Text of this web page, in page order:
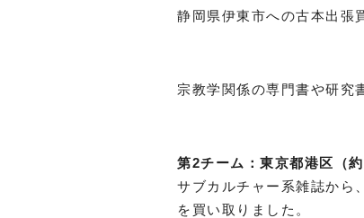
静岡県伊東市への古本出張
宗教学関係の専門書や研究
第2チーム：東京都港区（約
サブカルチャー系雑誌から
を買い取りました。